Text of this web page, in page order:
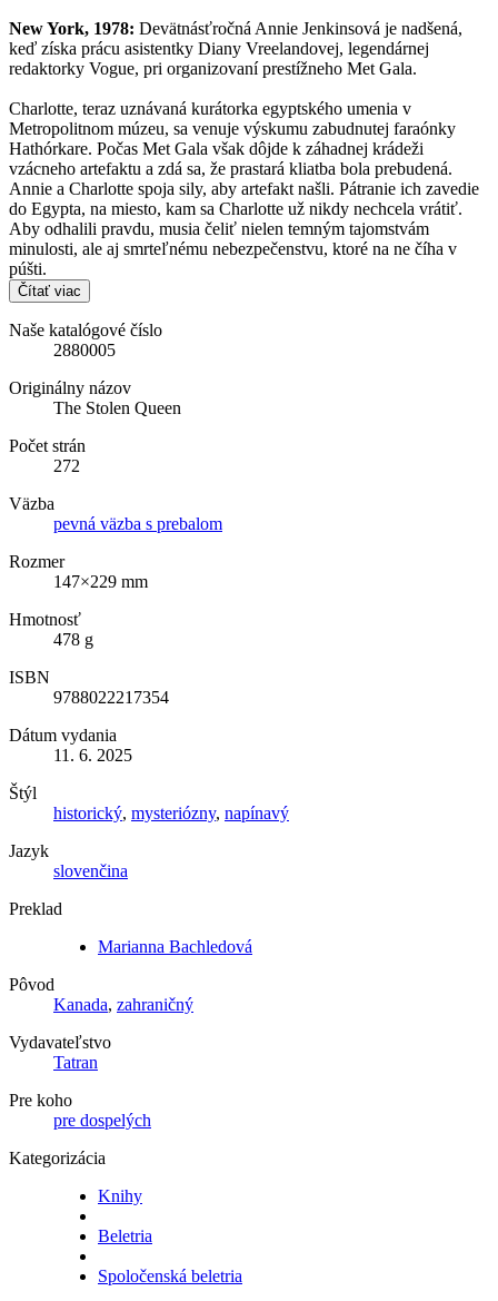
New York, 1978: Devätnásťročná Annie Jenkinsová je nadšená,
keď získa prácu asistentky Diany Vreelandovej, legendárnej
redaktorky Vogue, pri organizovaní prestížneho Met Gala.
Charlotte, teraz uznávaná kurátorka egyptského umenia v
Metropolitnom múzeu, sa venuje výskumu zabudnutej faraónky
Hathórkare. Počas Met Gala však dôjde k záhadnej krádeži
vzácneho artefaktu a zdá sa, že prastará kliatba bola prebudená.
Annie a Charlotte spoja sily, aby artefakt našli. Pátranie ich zavedie
do Egypta, na miesto, kam sa Charlotte už nikdy nechcela vrátiť.
Aby odhalili pravdu, musia čeliť nielen temným tajomstvám
minulosti, ale aj smrteľnému nebezpečenstvu, ktoré na ne číha v
púšti.
Čítať viac
Naše katalógové číslo
2880005
Originálny názov
The Stolen Queen
Počet strán
272
Väzba
pevná väzba s prebalom
Rozmer
147×229 mm
Hmotnosť
478 g
ISBN
9788022217354
Dátum vydania
11. 6. 2025
Štýl
historický, mysteriózny, napínavý
Jazyk
slovenčina
Preklad
Marianna Bachledová
Pôvod
Kanada, zahraničný
Vydavateľstvo
Tatran
Pre koho
pre dospelých
Kategorizácia
Knihy
Beletria
Spoločenská beletria